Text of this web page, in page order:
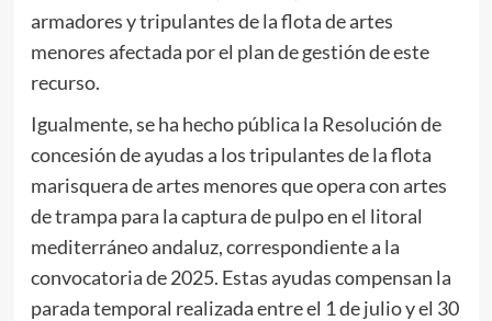
armadores y tripulantes de la flota de artes
menores afectada por el plan de gestión de este
recurso.
Igualmente, se ha hecho pública la Resolución de
concesión de ayudas a los tripulantes de la flota
marisquera de artes menores que opera con artes
de trampa para la captura de pulpo en el litoral
mediterráneo andaluz, correspondiente a la
convocatoria de 2025. Estas ayudas compensan la
parada temporal realizada entre el 1 de julio y el 30